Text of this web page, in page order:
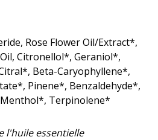
Rose Flower Oil/Extract*,
Citronellol*, Geraniol*,
Beta-Caryophyllene*,
Pinene*, Benzaldehyde*,
Terpinolene*
l'huile essentielle